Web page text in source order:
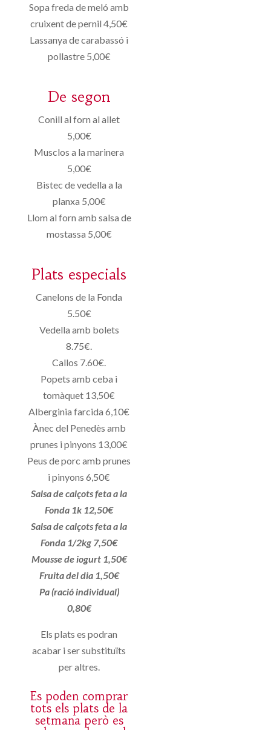
Sopa freda de meló amb
cruixent de pernil 4,50€
Lassanya de carabassó i
pollastre 5,00€
De segon
Conill al forn al allet
5,00€
Musclos a la marinera
5,00€
Bistec de vedella a la
planxa 5,00€
Llom al forn amb salsa de
mostassa 5,00€
Plats especials
Canelons de la Fonda
5.50€
Vedella amb bolets
8.75€.
Callos 7.60€.
Popets amb ceba i
tomàquet 13,50€
Alberginia farcida 6,10€
Ànec del Penedès amb
prunes i pinyons 13,00€
Peus de porc amb prunes
i pinyons 6,50€
Salsa de calçots feta a la
Fonda 1k 12,50€
Salsa de calçots feta a la
Fonda 1/2kg 7,50€
Mousse de iogurt 1,50€
Fruita del dia 1,50€
Pa (ració individual)
0,80€
Els plats es podran
acabar i ser substituïts
per altres.
Es poden comprar
tots els plats de la
setmana però es